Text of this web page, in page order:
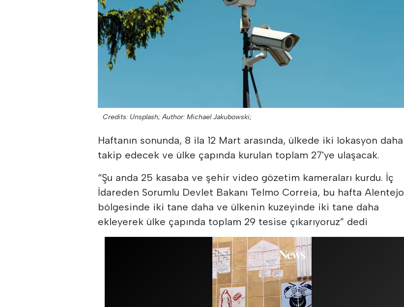
Credits: Unsplash; Author: Michael Jakubowski;
Haftanın sonunda, 8 ila 12 Mart arasında, ülkede iki lokasyon daha
takip edecek ve ülke çapında kurulan toplam 27'ye ulaşacak.
“Şu anda 25 kasaba ve şehir video gözetim kameraları kurdu. İç
İdareden Sorumlu Devlet Bakanı Telmo Correia, bu hafta Alentejo
bölgesinde iki tane daha ve ülkenin kuzeyinde iki tane daha
ekleyerek ülke çapında toplam 29 tesise çıkarıyoruz” dedi